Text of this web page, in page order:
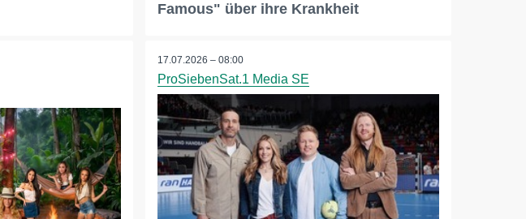
Famous" über ihre Krankheit
17.07.2026 – 08:00
ProSiebenSat.1 Media SE